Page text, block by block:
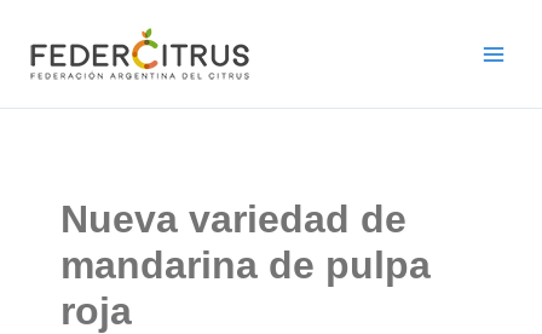
contenido
Nueva variedad de
mandarina de pulpa
roja